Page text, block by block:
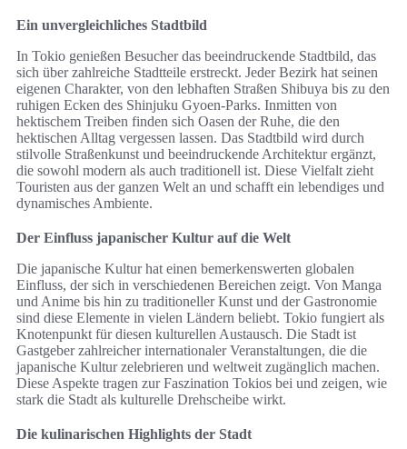
Ein unvergleichliches Stadtbild
In Tokio genießen Besucher das beeindruckende Stadtbild, das
sich über zahlreiche Stadtteile erstreckt. Jeder Bezirk hat seinen
eigenen Charakter, von den lebhaften Straßen Shibuya bis zu den
ruhigen Ecken des Shinjuku Gyoen-Parks. Inmitten von
hektischem Treiben finden sich Oasen der Ruhe, die den
hektischen Alltag vergessen lassen. Das Stadtbild wird durch
stilvolle Straßenkunst und beeindruckende Architektur ergänzt,
die sowohl modern als auch traditionell ist. Diese Vielfalt zieht
Touristen aus der ganzen Welt an und schafft ein lebendiges und
dynamisches Ambiente.
Der Einfluss japanischer Kultur auf die Welt
Die japanische Kultur hat einen bemerkenswerten globalen
Einfluss, der sich in verschiedenen Bereichen zeigt. Von Manga
und Anime bis hin zu traditioneller Kunst und der Gastronomie
sind diese Elemente in vielen Ländern beliebt. Tokio fungiert als
Knotenpunkt für diesen kulturellen Austausch. Die Stadt ist
Gastgeber zahlreicher internationaler Veranstaltungen, die die
japanische Kultur zelebrieren und weltweit zugänglich machen.
Diese Aspekte tragen zur Faszination Tokios bei und zeigen, wie
stark die Stadt als kulturelle Drehscheibe wirkt.
Die kulinarischen Highlights der Stadt